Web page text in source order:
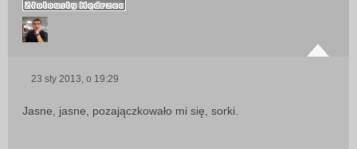
s
23 sty 2013, o 19:29
Jasne, jasne, pozajączkowało mi się, sorki.